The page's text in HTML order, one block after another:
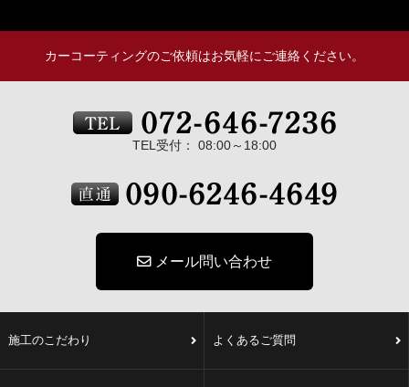
カーコーティングのご依頼はお気軽にご連絡ください。
TEL受付： 08:00～18:00
メール問い合わせ
施工のこだわり よくあるご質問